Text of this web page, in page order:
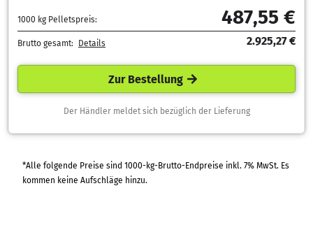
1000 kg Pelletspreis: 487,55 €
Brutto gesamt: Details 2.925,27 €
Zur Bestellung
Der Händler meldet sich bezüglich der Lieferung
*Alle folgende Preise sind 1000-kg-Brutto-Endpreise inkl. 7% MwSt. Es
kommen keine Aufschläge hinzu.